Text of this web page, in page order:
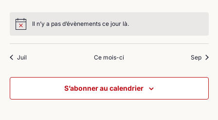
Il n’y a pas d’évènements ce jour là.
Juil Ce mois-ci Sep
S’abonner au calendrier